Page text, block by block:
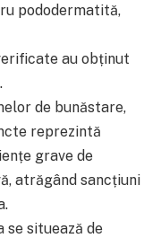
pododermatită,
au obținut
de bunăstare,
reprezintă
grave de
atrăgând sancțiuni
se situează de